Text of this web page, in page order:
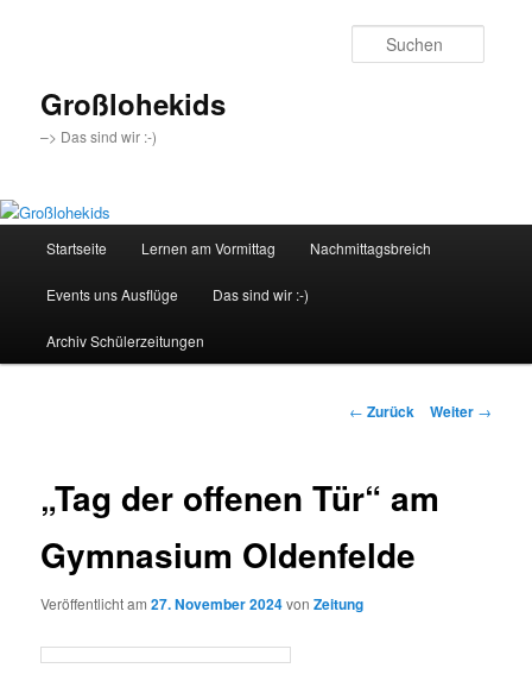
Großlohekids
–> Das sind wir :-)
Startseite Lernen am Vormittag Nachmittagsbreich
Events uns Ausflüge Das sind wir :-)
Archiv Schülerzeitungen
Beitragsnavigation
← Zurück Weiter →
„Tag der offenen Tür“ am
Gymnasium Oldenfelde
Veröffentlicht am27. November 2024vonZeitung